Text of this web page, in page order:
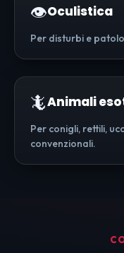
👁️Oculistica
Per disturbi e
🦎Animali
Per conigli, rettili,
convenzionali.